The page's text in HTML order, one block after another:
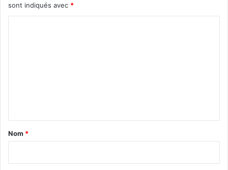
sont indiqués avec *
a
Nom *